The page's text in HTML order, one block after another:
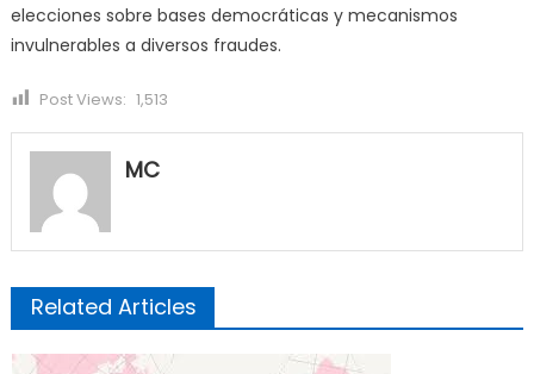
elecciones sobre bases democráticas y mecanismos
invulnerables a diversos fraudes.
Post Views: 1,513
MC
Related Articles